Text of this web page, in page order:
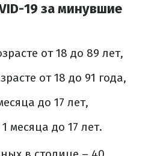
19 за минувшие
от 18 до 89 лет,
от 18 до 91 года,
до 17 лет,
месяца до 17 лет.